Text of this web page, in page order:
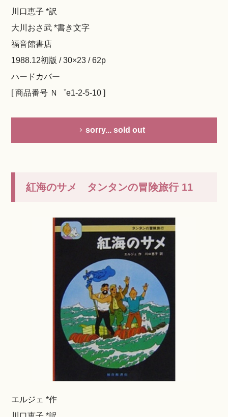
川口恵子 *訳
大川おさ武 *書き文字
福音館書店
1988.12初版 / 30×23 / 62p
ハードカバー
[ 商品番号 Ｎ゜e1-2-5-10 ]
sorry... sold out
紅海のサメ タンタンの冒険旅行 11
エルジェ *作